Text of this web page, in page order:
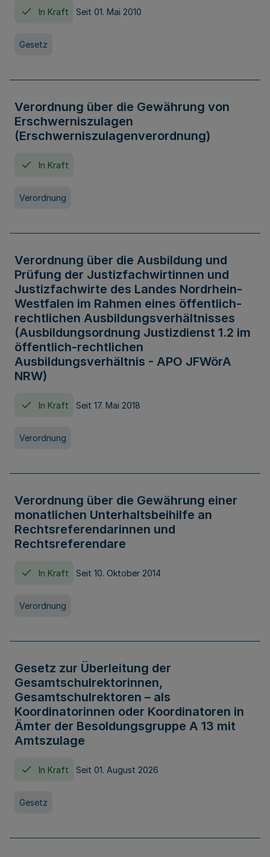
In Kraft Seit 01. Mai 2010
Gesetz
Verordnung über die Gewährung von
Erschwerniszulagen
(Erschwerniszulagenverordnung)
In Kraft
Verordnung
Verordnung über die Ausbildung und
Prüfung der Justizfachwirtinnen und
Justizfachwirte des Landes Nordrhein-
Westfalen im Rahmen eines öffentlich-
rechtlichen Ausbildungsverhältnisses
(Ausbildungsordnung Justizdienst 1.2 im
öffentlich-rechtlichen
Ausbildungsverhältnis - APO JFWörA
NRW)
In Kraft Seit 17. Mai 2018
Verordnung
Verordnung über die Gewährung einer
monatlichen Unterhaltsbeihilfe an
Rechtsreferendarinnen und
Rechtsreferendare
In Kraft Seit 10. Oktober 2014
Verordnung
Gesetz zur Überleitung der
Gesamtschulrektorinnen,
Gesamtschulrektoren – als
Koordinatorinnen oder Koordinatoren in
Ämter der Besoldungsgruppe A 13 mit
Amtszulage
In Kraft Seit 01. August 2026
Gesetz